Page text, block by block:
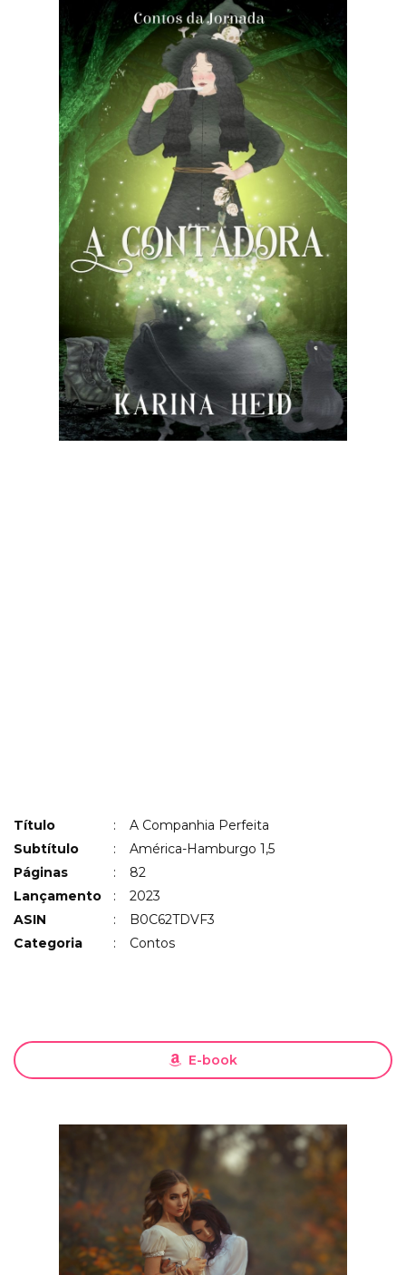
Título :
A Companhia Perfeita
Subtítulo
:
América-Hamburgo 1,5
Páginas
:
82
Lançamento
:
2023
ASIN
:
B0C62TDVF3
Categoria
: Contos
E-book